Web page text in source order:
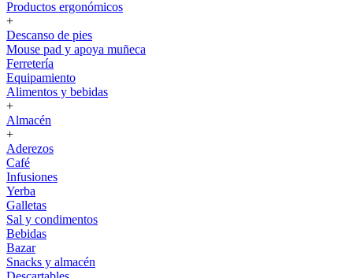
Productos ergonómicos
+
Descanso de pies
Mouse pad y apoya muñeca
Ferretería
Equipamiento
Alimentos y bebidas
+
Almacén
+
Aderezos
Café
Infusiones
Yerba
Galletas
Sal y condimentos
Bebidas
Bazar
Snacks y almacén